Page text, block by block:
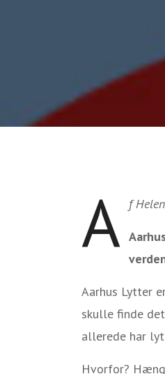
A f
Aarhus Lytter
skulle finde
allerede har
Hvorfor?